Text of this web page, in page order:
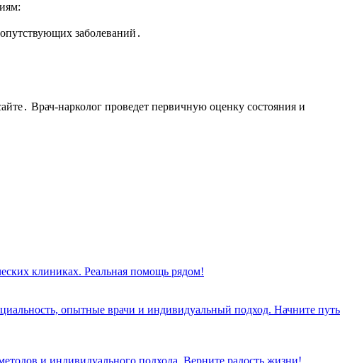
заболеваний․
Врач-нарколог проведет первичную оценку состояния и
клиниках. Реальная помощь рядом!
опытные врачи и индивидуальный подход. Начните путь
и индивидуального подхода. Верните радость жизни!